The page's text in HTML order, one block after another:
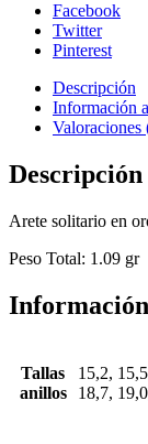
Facebook
Twitter
Pinterest
Descripción
Información
Valoraciones
Descripción
Arete solitario en
Peso Total: 1.09 gr
Tallas
anillos
15,2,
18,7,